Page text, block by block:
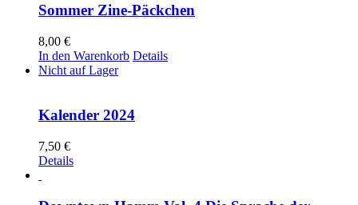
Sommer Zine-Päckchen
8,00 €
In den Warenkorb Details
Nicht auf Lager
Kalender 2024
7,50 €
Details